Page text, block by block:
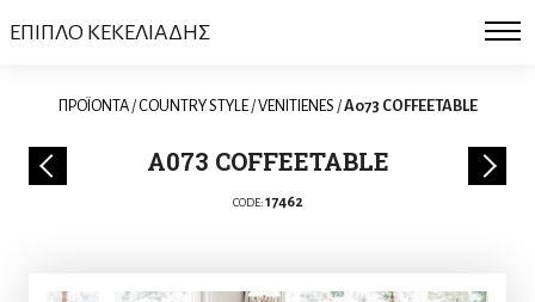
ΕΠΙΠΛΟ ΚΕΚΕΛΙΑΔΗΣ
ΠΡΟΪΟΝΤΑ/COUNTRY STYLE/VENITIENES /A073 COFFEETABLE
A073 COFFEETABLE
CODE: 17462